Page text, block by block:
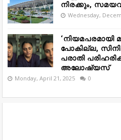
നിരക്കും,
Wednesday,
‘നിയമപരമായി
പോകില്ല,
പരാതി
അലോഷ്യസ്
Monday, April 21, 2025 0